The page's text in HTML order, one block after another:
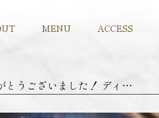
MENU ACCESS
とうございました！ ディ…